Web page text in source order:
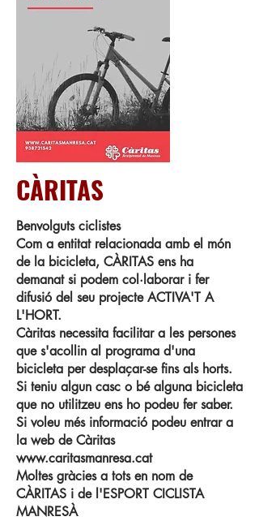
CÀRITAS
Benvolguts ciclistes
Com a entitat relacionada amb el món
de la bicicleta, CÀRITAS ens ha
demanat si podem col·laborar i fer
difusió del seu projecte ACTIVA'T A
L'HORT.
Càritas necessita facilitar a les persones
que s'acollin al programa d'una
bicicleta per desplaçar-se fins als horts.
Si teniu algun casc o bé alguna bicicleta
que no utilitzeu ens ho podeu fer saber.
Si voleu més informació podeu entrar a
la web de Càritas
www.caritasmanresa.cat
Moltes gràcies a tots en nom de
CÀRITAS i de l'ESPORT CICLISTA
MANRESÀ